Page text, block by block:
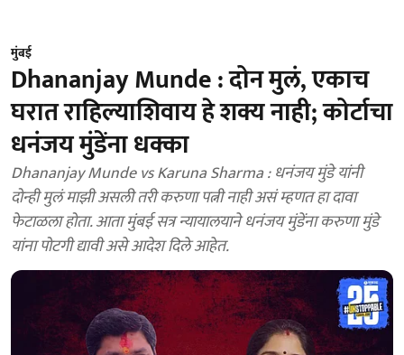
मुंबई
Dhananjay Munde : दोन मुलं, एकाच
घरात राहिल्याशिवाय हे शक्य नाही; कोर्टाचा
धनंजय मुंडेंना धक्का
Dhananjay Munde vs Karuna Sharma : धनंजय मुंडे यांनी
दोन्ही मुलं माझी असली तरी करुणा पत्नी नाही असं म्हणत हा दावा
फेटाळला होता. आता मुंबई सत्र न्यायालयाने धनंजय मुंडेंना करुणा मुंडे
यांना पोटगी द्यावी असे आदेश दिले आहेत.